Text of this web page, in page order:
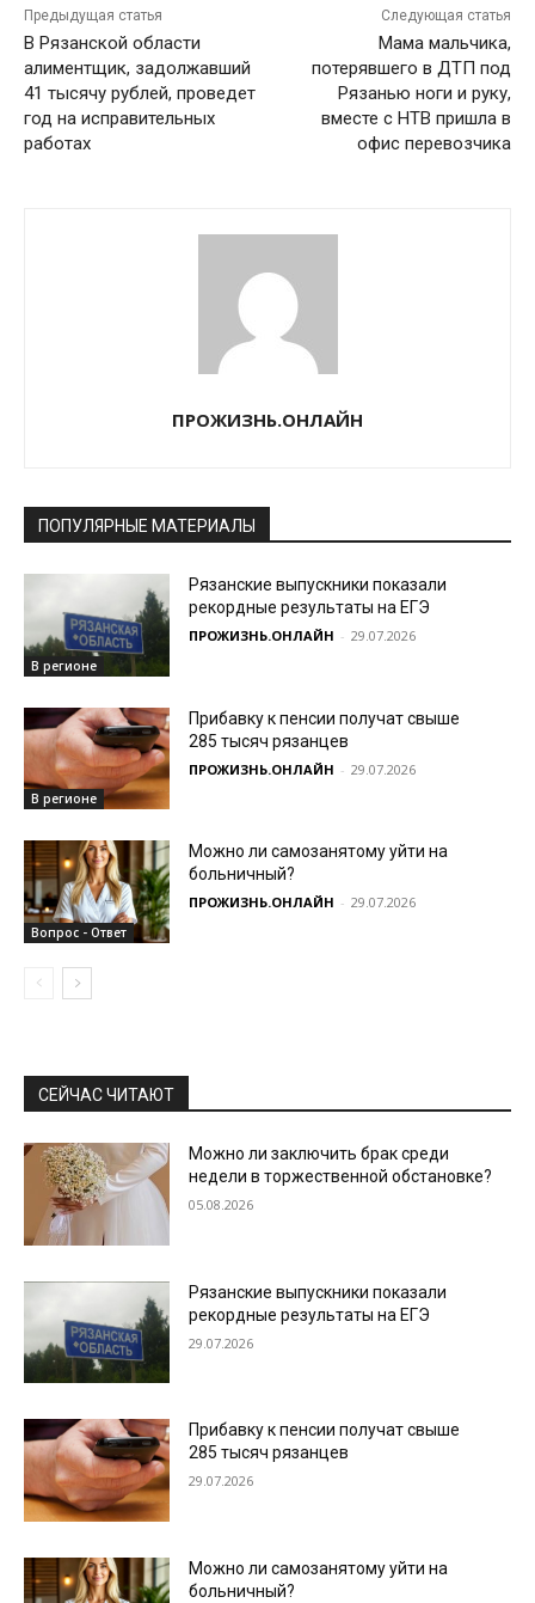
Предыдущая статья
В Рязанской области
алиментщик, задолжавший
41 тысячу рублей, проведет
год на исправительных
работах
Следующая статья
Мама мальчика,
потерявшего в ДТП под
Рязанью ноги и руку,
вместе с НТВ пришла в
офис перевозчика
ПРОЖИЗНЬ.ОНЛАЙН
ПОПУЛЯРНЫЕ МАТЕРИАЛЫ
В регионе
Рязанские выпускники показали
рекордные результаты на ЕГЭ
ПРОЖИЗНЬ.ОНЛАЙН - 29.07.2026
В регионе
Прибавку к пенсии получат свыше
285 тысяч рязанцев
ПРОЖИЗНЬ.ОНЛАЙН - 29.07.2026
Вопрос - Ответ
Можно ли самозанятому уйти на
больничный?
ПРОЖИЗНЬ.ОНЛАЙН - 29.07.2026
СЕЙЧАС ЧИТАЮТ
Можно ли заключить брак среди
недели в торжественной обстановке?
05.08.2026
Рязанские выпускники показали
рекордные результаты на ЕГЭ
29.07.2026
Прибавку к пенсии получат свыше
285 тысяч рязанцев
29.07.2026
Можно ли самозанятому уйти на
больничный?